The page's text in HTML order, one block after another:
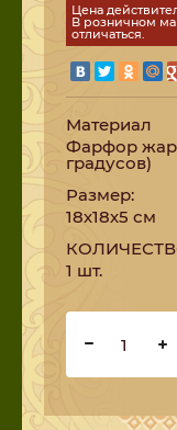
Цена
В розничном
отличаться.
Материал
Фарфор
градусов)
Размер:
18х18х5 см
1 шт.